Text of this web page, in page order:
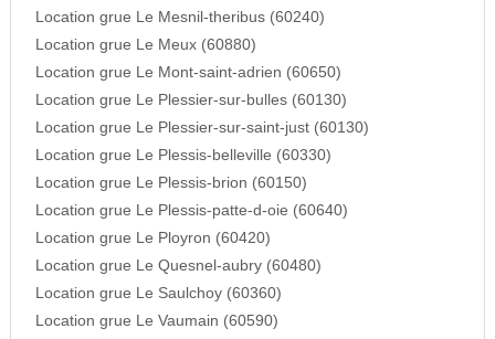
Location grue Le Mesnil-theribus (60240)
Location grue Le Meux (60880)
Location grue Le Mont-saint-adrien (60650)
Location grue Le Plessier-sur-bulles (60130)
Location grue Le Plessier-sur-saint-just (60130)
Location grue Le Plessis-belleville (60330)
Location grue Le Plessis-brion (60150)
Location grue Le Plessis-patte-d-oie (60640)
Location grue Le Ployron (60420)
Location grue Le Quesnel-aubry (60480)
Location grue Le Saulchoy (60360)
Location grue Le Vaumain (60590)